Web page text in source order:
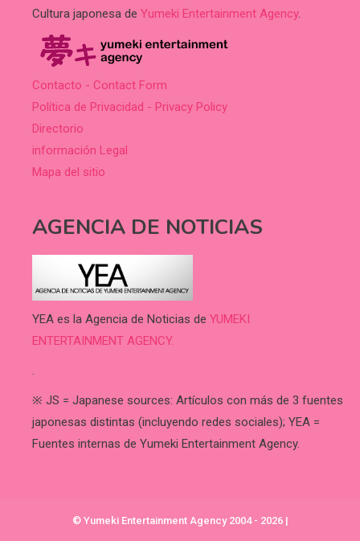
Cultura japonesa de Yumeki Entertainment Agency.
Contacto - Contact Form
Política de Privacidad - Privacy Policy
Directorio
información Legal
Mapa del sitio
AGENCIA DE NOTICIAS
YEA es la Agencia de Noticias de YUMEKI
ENTERTAINMENT AGENCY.
.
※ JS = Japanese sources: Artículos con más de 3 fuentes
japonesas distintas (incluyendo redes sociales); YEA =
Fuentes internas de Yumeki Entertainment Agency.
© Yumeki Entertainment Agency 2004 - 2026 |